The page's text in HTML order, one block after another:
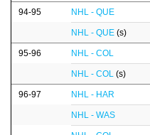
94-95 NHL - QUE
NHL - QUE (s)
95-96 NHL - COL
NHL - COL (s)
96-97 NHL - HAR
NHL - WAS